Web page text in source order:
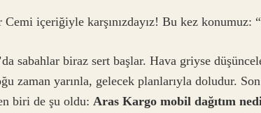
içeriğiyle karşınızdayız! Bu kez konumuz:
sabahlar biraz sert başlar. Hava griyse
zaman yarınla, gelecek planlarıyla doludur.
biri de şu oldu: Aras Kargo mobil dağıtım